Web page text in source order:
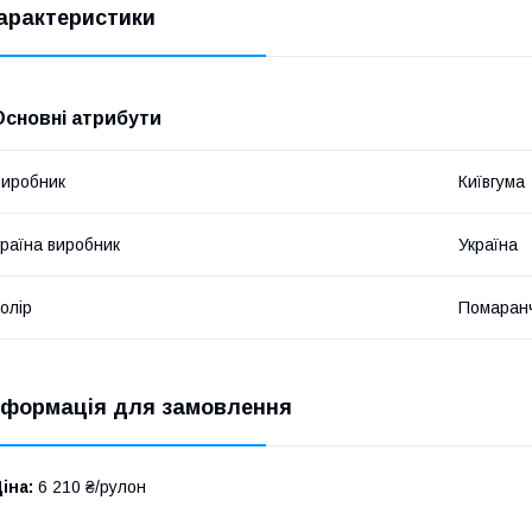
атрибути
Київгума
виробник Україна
для замовлення
6 210 ₴/рулон